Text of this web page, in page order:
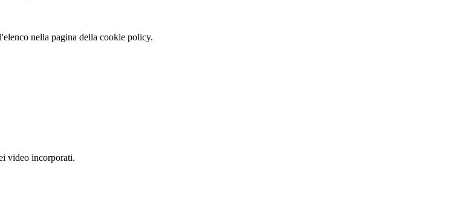
nella pagina della cookie policy.
video incorporati.